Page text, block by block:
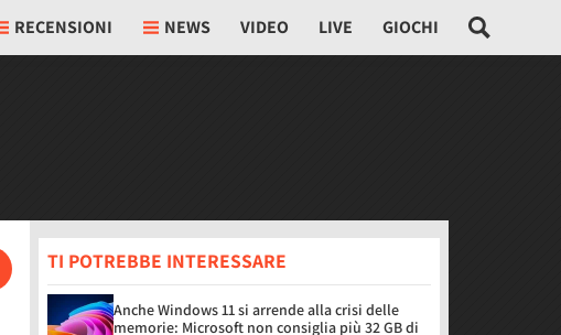
RECENSIONI NEWS VIDEO LIVE GIOCHI
TI POTREBBE INTERESSARE
Anche Windows 11 si arrende alla crisi delle
memorie: Microsoft non consiglia più 32 GB di